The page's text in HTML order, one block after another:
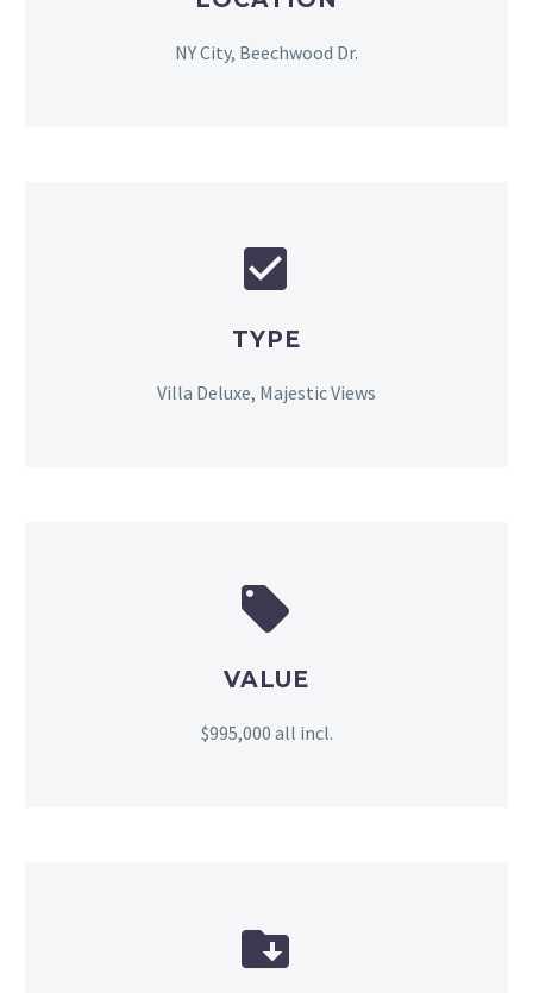
NY City, Beechwood Dr.


TYPE
Villa Deluxe, Majestic Views


VALUE
$995,000 all incl.

